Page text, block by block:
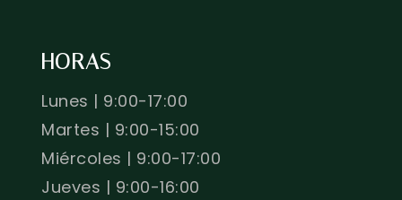
HORAS
Lunes | 9:00-17:00
Martes | 9:00-15:00
Miércoles | 9:00-17:00
Jueves | 9:00-16:00